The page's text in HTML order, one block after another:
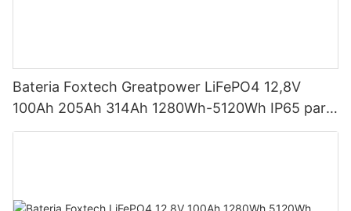
Bateria Foxtech Greatpower LiFePO4 12,8V
100Ah 205Ah 314Ah 1280Wh-5120Wh IP65 para
armazenamento de energia